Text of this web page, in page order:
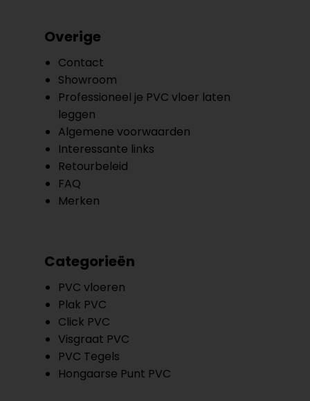
Overige
Contact
Showroom
Professioneel je PVC vloer laten
leggen
Algemene voorwaarden
Interessante links
Retourbeleid
FAQ
Merken
Categorieën
PVC vloeren
Plak PVC
Click PVC
Visgraat PVC
PVC Tegels
Hongaarse Punt PVC